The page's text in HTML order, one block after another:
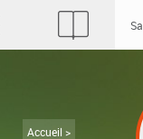
Accueil >